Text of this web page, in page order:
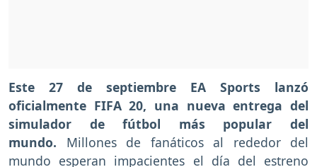
Este 27 de septiembre EA Sports lanzó
oficialmente FIFA 20, una nueva entrega del
simulador de fútbol más popular del
mundo. Millones de fanáticos al rededor del
mundo esperan impacientes el día del estreno